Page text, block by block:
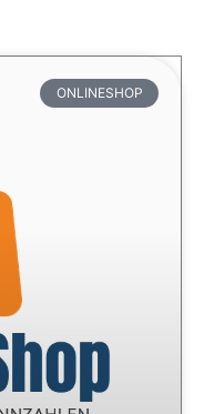
ONLINESHOP